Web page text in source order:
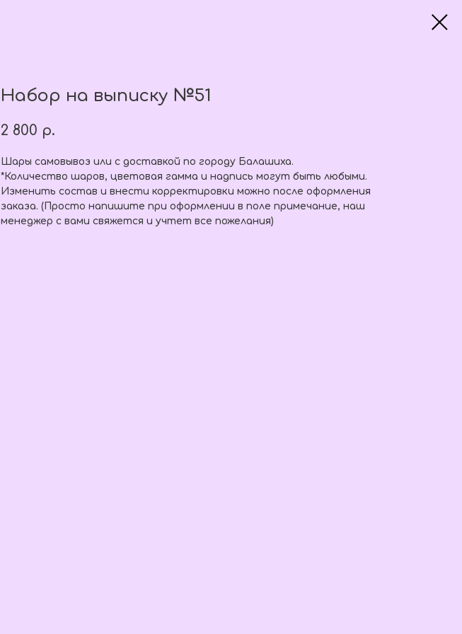
Набор на выписку №51
2 800 р.
Шары самовывоз или с доставкой по городу Балашиха.
*Количество шаров, цветовая гамма и надпись могут быть любыми.
Изменить состав и внести корректировки можно после оформления
заказа. (Просто напишите при оформлении в поле примечание, наш
менеджер с вами свяжется и учтет все пожелания)